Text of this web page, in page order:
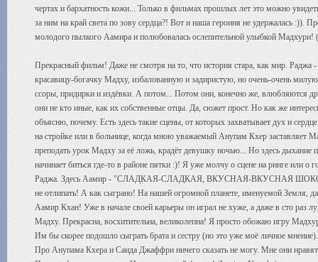
чертах и бархатность кожи... Только в фильмах прошлых лет это можно
за ним на край света по зову сердца?! Вот и наша героиня не удержалась
молодого пылкого Аамира и полюбовалась ослепительной улыбкой
Прекрасный фильм! Даже не смотря на то, что история стара, как мир.
красавицу-богачку Мадху, избалованную и задиристую, но очень-очень
ссоры, придирки и издёвки. А потом... Потом они, конечно же, влюбляются
они не кто иные, как их собственные отцы. Да, сюжет прост. Но как же
объясню, почему. Есть здесь такие сцены, от которых захватывает дух и
на стройке или в больнице, когда мною уважаемый Анупам Кхер заставляет
преподать урок Мадху за её ложь, крадёт девушку ночью... Но здесь дыхание
начинает биться где-то в районе пятки :)! Я уже молчу о сцене на ринге или о
Раджа. Здесь Аамир - "СЛАДКАЯ-СЛАДКАЯ, ВКУСНАЯ-ВКУСНАЯ
не отлипать! А как сыграно! На нашей огромной планете, именуемой Земля,
Аамир Кхан! Уже в начале своей карьеры он играл не хуже, а даже в сто раз
Мадху. Прекрасна, восхитительна, великолепна! Я просто обожаю игру
Им бы скорее подошло сыграть брата и сестру (но это уже моё личное мнение).
Про Анупама Кхера и Саида Джаффри ничего сказать не могу. Мне они